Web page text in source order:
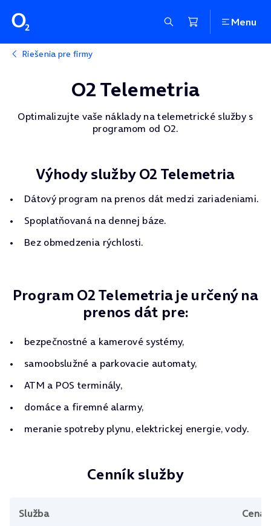
Menu
Riešenia pre firmy
O2 Telemetria
Optimalizujte vaše náklady na telemetrické služby s
programom od O2.
Výhody služby O2 Telemetria
Dátový program na prenos dát medzi zariadeniami.
Spoplatňovaná na dennej báze.
Bez obmedzenia rýchlosti.
Program O2 Telemetria je určený na
prenos dát pre:
bezpečnostné a kamerové systémy,
samoobslužné a parkovacie automaty,
ATM a POS terminály,
domáce a firemné alarmy,
meranie spotreby plynu, elektrickej energie, vody.
Cenník služby
Služba Cena